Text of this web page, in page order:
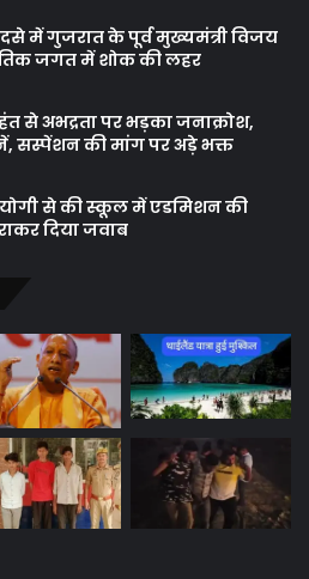
में गुजरात के पूर्व मुख्यमंत्री विजय
जगत में शोक की लहर
से अभद्रता पर भड़का जनाक्रोश,
सस्पेंशन की मांग पर अड़े भक्त
योगी से की स्कूल में एडमिशन की
दिया जवाब